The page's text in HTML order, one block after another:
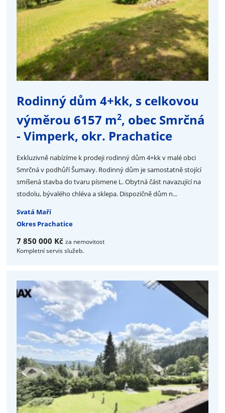
Rodinný dům 4+kk, s celkovou
výměrou 6157 m2, obec Smrčná
- Vimperk, okr. Prachatice
Exkluzivně nabízíme k prodeji rodinný dům 4+kk v malé obci
Smrčná v podhůří Šumavy. Rodinný dům je samostatně stojící
smíšená stavba do tvaru písmene L. Obytná část navazující na
stodolu, bývalého chléva a sklepa. Dispozičně dům n...
Svatá Maří
Okres Prachatice
7 850 000 Kč za nemovitost
Kompletní servis služeb.